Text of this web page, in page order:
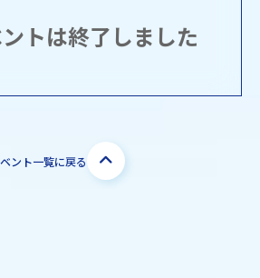
トは終了しました
ント一覧に戻る